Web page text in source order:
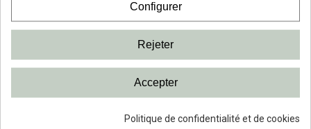
Configurer
Rejeter
Accepter
Politique de confidentialité et de cookies